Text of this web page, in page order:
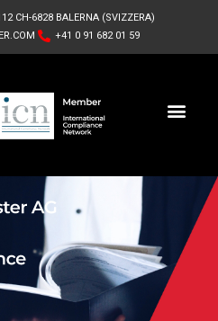
CH-6828 BALERNA (SVIZZERA)
+41 0 91 682 01 59